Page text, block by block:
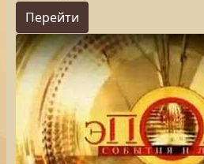
Перейти